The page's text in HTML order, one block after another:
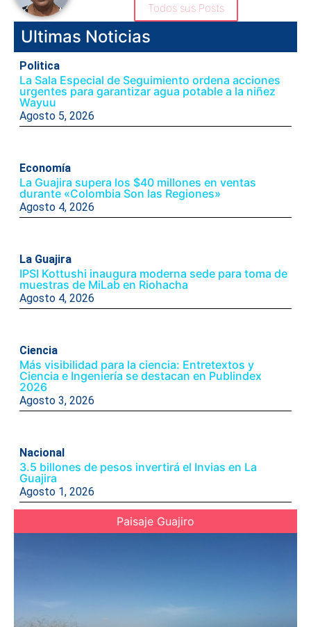
Todos sus Posts
Ultimas Noticias
Politica
La Sala Especial de Seguimiento ordena acciones
urgentes para garantizar agua potable a la niñez
Wayuu
Agosto 5, 2026
Economía
La Guajira supera los $40 millones en ventas
durante «Colombia Son las Regiones»
Agosto 4, 2026
La Guajira
IPSI Kottushi inaugura moderna sede para toma de
muestras de MiLab en Riohacha
Agosto 4, 2026
Ciencia
Más visibilidad para la ciencia: Entretextos y
Ciencia e Ingeniería se destacan en Publindex
2026
Agosto 3, 2026
Nacional
3.5 billones de pesos invertirá el Invias en La
Guajira
Agosto 1, 2026
Paisaje Guajiro